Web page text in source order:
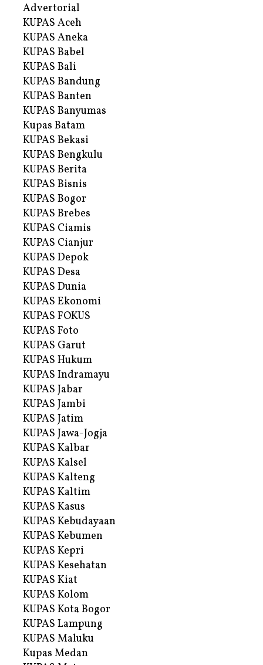
Advertorial
KUPAS Aceh
KUPAS Aneka
KUPAS Babel
KUPAS Bali
KUPAS Bandung
KUPAS Banten
KUPAS Banyumas
Kupas Batam
KUPAS Bekasi
KUPAS Bengkulu
KUPAS Berita
KUPAS Bisnis
KUPAS Bogor
KUPAS Brebes
KUPAS Ciamis
KUPAS Cianjur
KUPAS Depok
KUPAS Desa
KUPAS Dunia
KUPAS Ekonomi
KUPAS FOKUS
KUPAS Foto
KUPAS Garut
KUPAS Hukum
KUPAS Indramayu
KUPAS Jabar
KUPAS Jambi
KUPAS Jatim
KUPAS Jawa-Jogja
KUPAS Kalbar
KUPAS Kalsel
KUPAS Kalteng
KUPAS Kaltim
KUPAS Kasus
KUPAS Kebudayaan
KUPAS Kebumen
KUPAS Kepri
KUPAS Kesehatan
KUPAS Kiat
KUPAS Kolom
KUPAS Kota Bogor
KUPAS Lampung
KUPAS Maluku
Kupas Medan